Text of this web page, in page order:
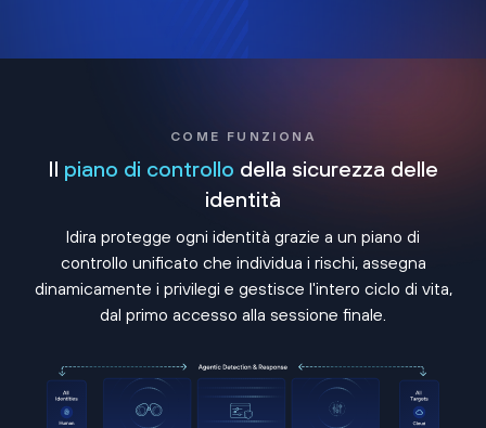
COME FUNZIONA
Il piano di controllo della sicurezza delle
identità
Idira protegge ogni identità grazie a un piano di
controllo unificato che individua i rischi, assegna
dinamicamente i privilegi e gestisce l'intero ciclo di vita,
dal primo accesso alla sessione finale.